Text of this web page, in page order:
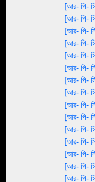
[আর- পি-
[আর- পি-
[আর- পি-
[আর- পি-
[আর- পি-
[আর- পি-
[আর- পি-
[আর- পি-
[আর- পি-
[আর- পি-
[আর- পি-
[আর- পি-
[আর- পি-
[আর- পি-
[আর- পি-